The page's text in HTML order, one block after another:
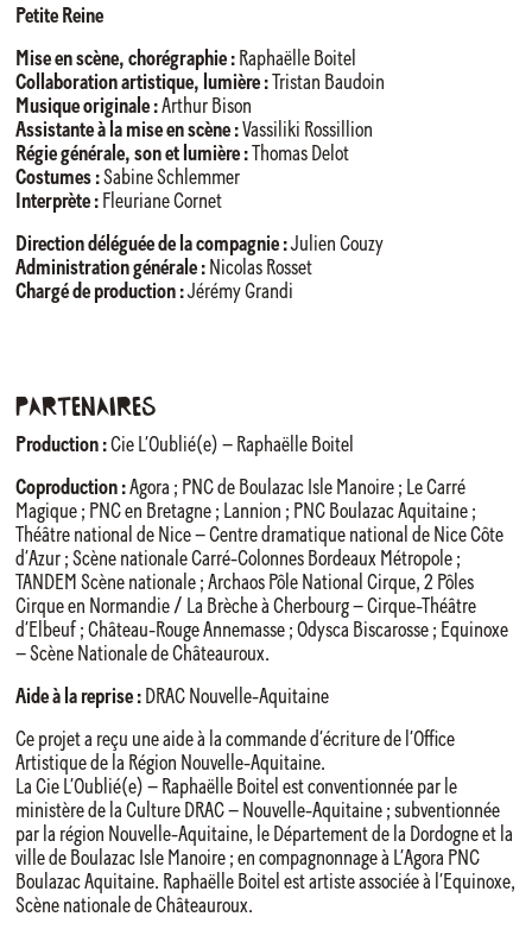
Petite Reine
Mise en scène, chorégraphie : Raphaëlle Boitel
Collaboration artistique, lumière :Tristan Baudoin
Musique originale :Arthur Bison
Assistante à la mise en scène :Vassiliki Rossillion
Régie générale, son et lumière :Thomas Delot
Costumes :Sabine Schlemmer
Interprète : Fleuriane Cornet
Direction déléguée de la compagnie :Julien Couzy
Administration générale : Nicolas Rosset
Chargé de production :Jérémy Grandi
Partenaires
Production :Cie L’Oublié(e) – Raphaëlle Boitel
Coproduction :Agora ; PNC de Boulazac Isle Manoire ; Le Carré
Magique ; PNC en Bretagne ; Lannion ; PNC Boulazac Aquitaine ;
Théâtre national de Nice – Centre dramatique national de Nice Côte
d’Azur ; Scène nationale Carré-Colonnes Bordeaux Métropole ;
TANDEM Scène nationale ; Archaos Pôle National Cirque, 2 Pôles
Cirque en Normandie / La Brèche à Cherbourg – Cirque-Théâtre
d’Elbeuf ; Château-Rouge Annemasse ; Odysca Biscarosse ; Equinoxe
– Scène Nationale de Châteauroux.
Aide à la reprise : DRAC Nouvelle-Aquitaine
Ce projet a reçu une aide à la commande d’écriture de l’Office
Artistique de la Région Nouvelle-Aquitaine.
La Cie L’Oublié(e) – Raphaëlle Boitel est conventionnée par le
ministère de la Culture DRAC – Nouvelle-Aquitaine ; subventionnée
par la région Nouvelle-Aquitaine, le Département de la Dordogne et la
ville de Boulazac Isle Manoire ; en compagnonnage à L’Agora PNC
Boulazac Aquitaine. Raphaëlle Boitel est artiste associée à l’Equinoxe,
Scène nationale de Châteauroux.